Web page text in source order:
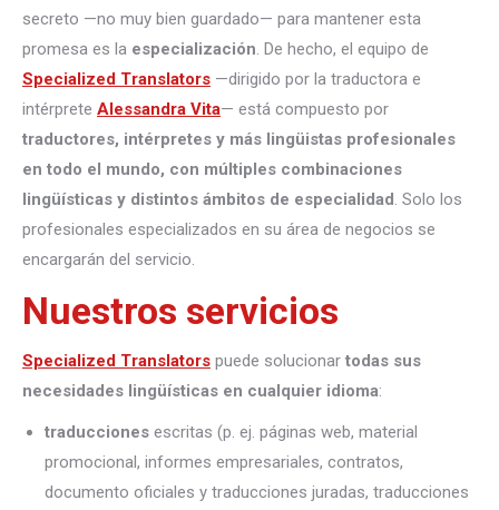
secreto —no muy bien guardado— para mantener esta
promesa es la especialización. De hecho, el equipo de
Specialized Translators —dirigido por la traductora e
intérprete Alessandra Vita— está compuesto por
traductores, intérpretes y más lingüistas profesionales
en todo el mundo, con múltiples combinaciones
lingüísticas y distintos ámbitos de especialidad. Solo los
profesionales especializados en su área de negocios se
encargarán del servicio.
Nuestros servicios
Specialized Translators puede solucionar todas sus
necesidades lingüísticas en cualquier idioma:
traducciones escritas (p. ej. páginas web, material
promocional, informes empresariales, contratos,
documento oficiales y traducciones juradas, traducciones